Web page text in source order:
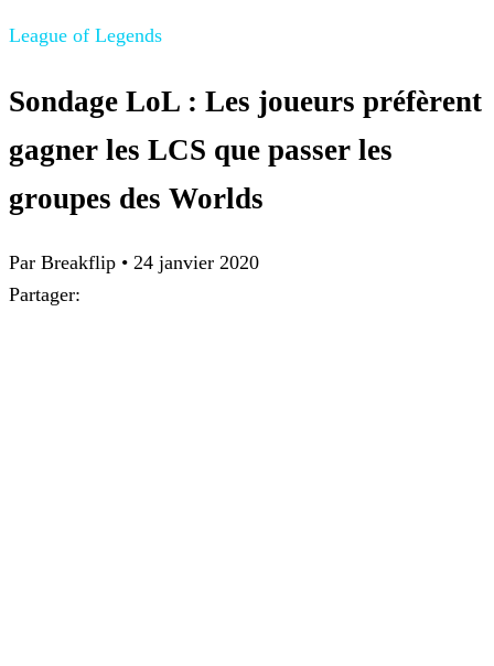
League of Legends
Sondage LoL : Les joueurs préfèrent
gagner les LCS que passer les
groupes des Worlds
Par Breakflip • 24 janvier 2020
Partager: